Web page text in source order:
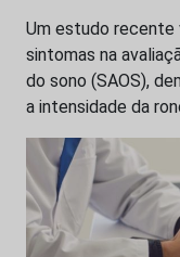
Um estudo recente
sintomas na
do sono (SAOS),
a intensidade da